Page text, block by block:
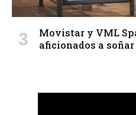
Movistar y VML
aficionados a soñar